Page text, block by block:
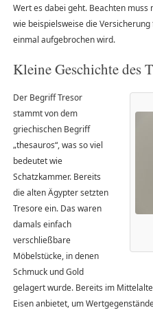
Wert es dabei geht. Beachten
wie beispielsweise die
einmal aufgebrochen wird.
Kleine Geschichte des
Der Begriff Tresor
stammt von dem
griechischen Begriff
„thesauros“, was so viel
bedeutet wie
Schatzkammer. Bereits
die alten Ägypter setzten
Tresore ein. Das waren
damals einfach
verschließbare
Möbelstücke, in denen
Schmuck und Gold
gelagert wurde. Bereits im
Eisen anbietet, um